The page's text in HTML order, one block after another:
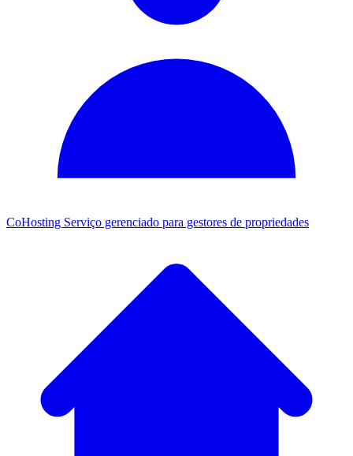
CoHosting Serviço gerenciado para gestores de propriedades